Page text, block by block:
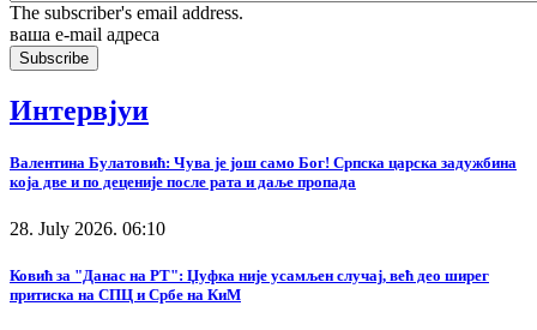
The subscriber's email address.
ваша е-mail адреса
Интервјуи
Валентина Булатовић: Чува је још само Бог! Српска царска задужбина
која две и по деценије после рата и даље пропада
28. July 2026. 06:10
Ковић за "Данас на РТ": Џуфка није усамљен случај, већ део ширег
притиска на СПЦ и Србе на КиМ